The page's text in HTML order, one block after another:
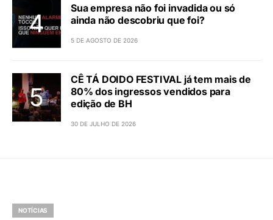
Sua empresa não foi invadida ou só
ainda não descobriu que foi?
5 DE AGOSTO DE 2026
CÊ TÁ DOIDO FESTIVAL já tem mais de
80% dos ingressos vendidos para
edição de BH
30 DE JULHO DE 2026
NOTÍCIAS